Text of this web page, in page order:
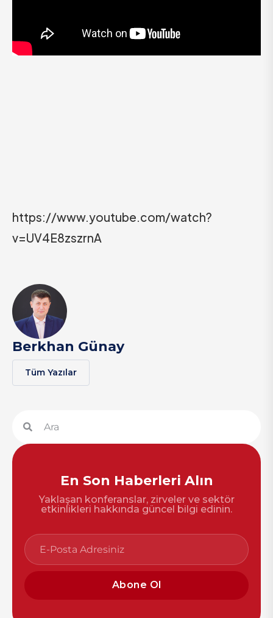
https://www.youtube.com/watch?
v=UV4E8zszrnA
Berkhan Günay
Tüm Yazılar
En Son Haberleri Alın
Yaklaşan konferanslar, zirveler ve sektör
etkinlikleri hakkında güncel bilgi edinin.
Abone Ol